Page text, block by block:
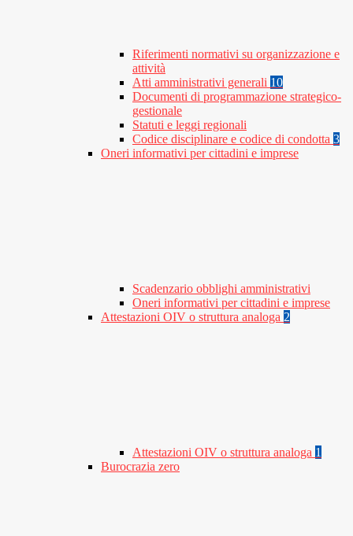
Riferimenti normativi su organizzazione e
attività
Atti amministrativi generali 10
Documenti di programmazione strategico-
gestionale
Statuti e leggi regionali
Codice disciplinare e codice di condotta 3
Oneri informativi per cittadini e imprese
Scadenzario obblighi amministrativi
Oneri informativi per cittadini e imprese
Attestazioni OIV o struttura analoga 2
Attestazioni OIV o struttura analoga 1
Burocrazia zero